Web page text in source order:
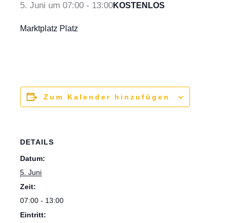
5. Juni um 07:00 - 13:00KOSTENLOS
Marktplatz Platz
Zum Kalender hinzufügen
DETAILS
Datum:
5. Juni
Zeit:
07:00 - 13:00
Eintritt: